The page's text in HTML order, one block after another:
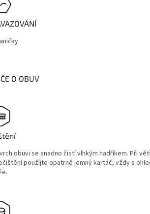
O OBUV
obuvi se snadno čistí vlhkým hadříkem. Při
použíjte opatrně jemný kartáč, vždy s